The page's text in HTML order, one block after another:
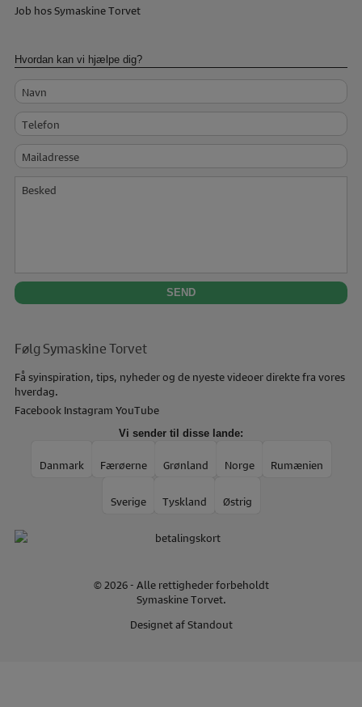
Job hos Symaskine Torvet
Hvordan kan vi hjælpe dig?
Navn
Telefon
Mailadresse
Følg Symaskine Torvet
Få syinspiration, tips, nyheder og de nyeste videoer direkte fra vores
hverdag.
Facebook Instagram YouTube
Vi sender til disse lande:
Danmark Færøerne Grønland Norge Rumænien
Sverige Tyskland Østrig
© 2026 - Alle rettigheder forbeholdt
Symaskine Torvet.
Designet afStandout